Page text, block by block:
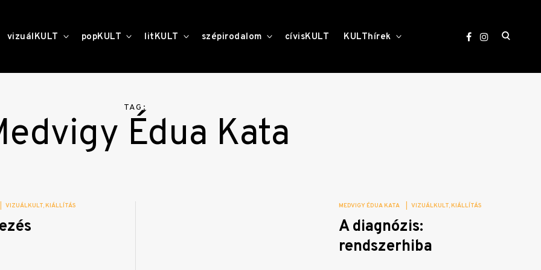
vizuálKULT toggle
child
popKULT toggle
child
litKULT toggle
child
szépirodalom toggle
childcívisKULT KULThírek
open
TAG:
Édua Kata
VIZUÁLKULT KIÁLLÍTÁS MEDVIGY ÉDUA KATA VIZUÁLKULT KIÁLLÍTÁS
A diagnózis:
rendszerhiba